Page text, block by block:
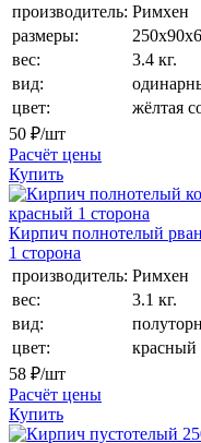
производитель: Римхен
размеры:
вес:
3.4 кг.
вид:
цвет:
жёлтая
50 ₽/шт
Расчёт цены
Купить
Кирпич полнотелый
1 сторона
производитель: Римхен
вес:
3.1 кг.
вид:
цвет:
красный
58 ₽/шт
Расчёт цены
Купить